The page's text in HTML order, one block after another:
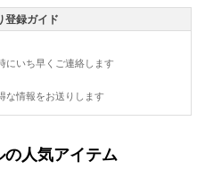
登録ガイド
にいち早くご連絡します
な情報をお送りします
人気アイテム